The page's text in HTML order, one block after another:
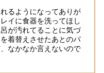
るようになってありが
イに食器を洗ってほし
が汚れてることに気づ
着替えさせたあとのパ
なかなか言えないので